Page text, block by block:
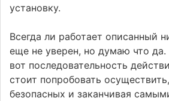
установку.
Всегда ли работает описанный
еще не уверен, но думаю что
вот последовательность
стоит попробовать
безопасных и заканчивая